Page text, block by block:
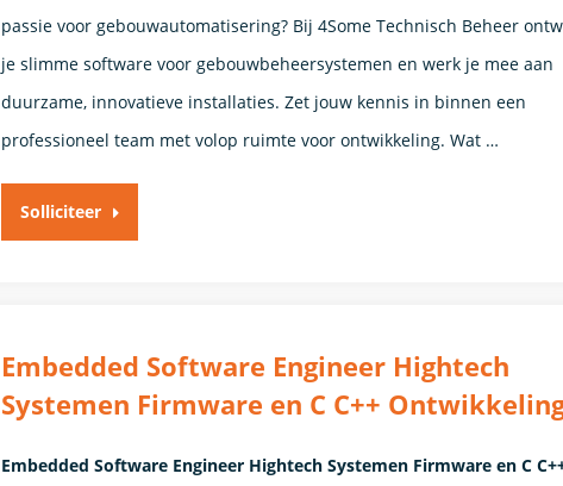
passie voor gebouwautomatisering? Bij 4Some Technisch Beheer
je slimme software voor gebouwbeheersystemen en werk je mee aan
duurzame, innovatieve installaties. Zet jouw kennis in binnen een
professioneel team met volop ruimte voor ontwikkeling. Wat …
Solliciteer
Embedded Software Engineer Hightech
Systemen Firmware en C C++
Embedded Software Engineer Hightech Systemen Firmware en C